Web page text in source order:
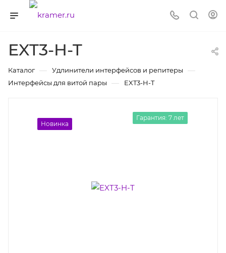
EXT3-H-T
Каталог — Удлинители интерфейсов и репитеры —
Интерфейсы для витой пары — EXT3-H-T
Новинка
Гарантия: 7 лет